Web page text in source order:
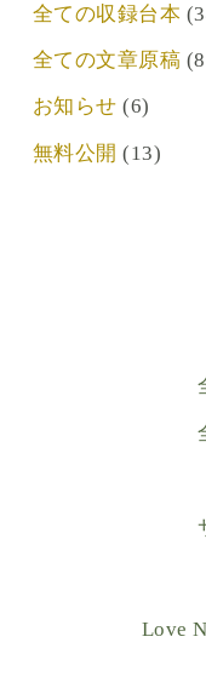
全ての収録台本
全ての文章原稿
お知らせ (6)
無料公開 (13)
Love